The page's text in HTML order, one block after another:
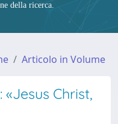
della ricerca.
Articolo in Volume
Christ,